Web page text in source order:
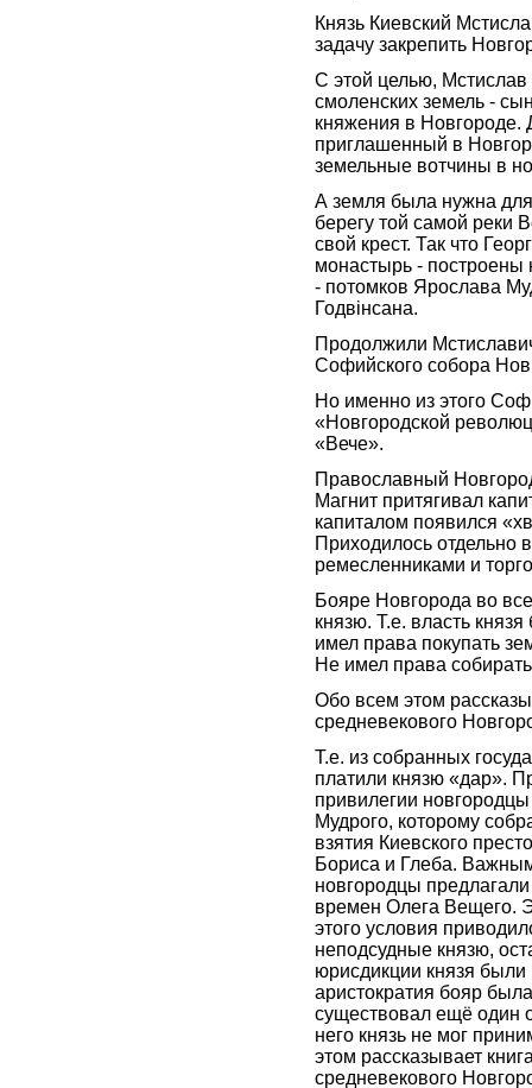
Князь Киевский
задачу закрепить
С этой целью, Мстислав
смоленских земель -
княжения в Новгороде.
приглашенный в
земельные вотчины в
А земля была нужна для
берегу той самой реки
свой крест. Так что
монастырь - построены
- потомков Ярослава
Годвінсана.
Продолжили
Софийского собора
Но именно из этого
«Новгородской
«Вече».
Православный
Магнит притягивал
капиталом появился
Приходилось отдельно
ремесленниками и
Бояре Новгорода во
князю. Т.е. власть
имел права покупать
Не имел права
Обо всем этом
средневекового
Т.е. из собранных
платили князю «дар».
привилегии
Мудрого, которому
взятия Киевского
Бориса и Глеба.
новгородцы
времен Олега Вещего.
этого условия
неподсудные князю,
юрисдикции князя
аристократия бояр
существовал ещё один
него князь не мог
этом рассказывает
средневекового